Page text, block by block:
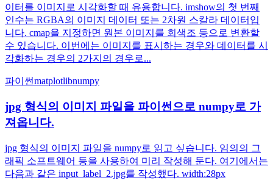
이터를 이미지로 시각화할 때 유용합니다. imshow의 첫 번째
인수는 RGBA의 이미지 데이터 또는 2차원 스칼라 데이터입
니다. cmap을 지정하면 원본 이미지를 회색조 등으로 변환할
수 있습니다. 이번에는 이미지를 표시하는 경우와 데이터를 시
각화하는 경우의 2가지의 경우로...
파이썬matplotlibnumpy
jpg 형식의 이미지 파일을 파이썬으로 numpy로 가
져옵니다.
jpg 형식의 이미지 파일을 numpy로 읽고 싶습니다. 임의의 그
래픽 소프트웨어 등을 사용하여 미리 작성해 둔다. 여기에서는
다음과 같은 input_label_2.jpg를 작성했다. width:28px